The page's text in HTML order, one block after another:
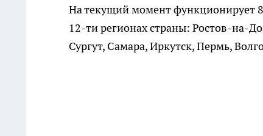
На текущий момент функционирует
12-ти регионах страны: Ростов-на-
Сургут, Самара, Иркутск, Пермь,